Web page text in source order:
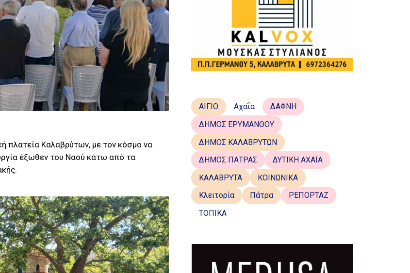
πλατεία Καλαβρύτων, με τον κόσμο να
έξωθεν του Ναού κάτω από τα
ΑΙΓΙΟ Αχαΐα
ΔΑΦΝΗ
ΔΗΜΟΣ ΕΡΥΜΑΝΘΟΥ
ΔΗΜΟΣ ΚΑΛΑΒΡΥΤΩΝ
ΔΗΜΟΣ ΠΑΤΡΑΣ
ΔΥΤΙΚΗ ΑΧΑΪΑ
ΚΑΛΑΒΡΥΤΑ
ΚΟΙΝΩΝΙΚΑ
Κλειτορία
Πάτρα
ΡΕΠΟΡΤΑΖ
ΤΟΠΙΚΑ